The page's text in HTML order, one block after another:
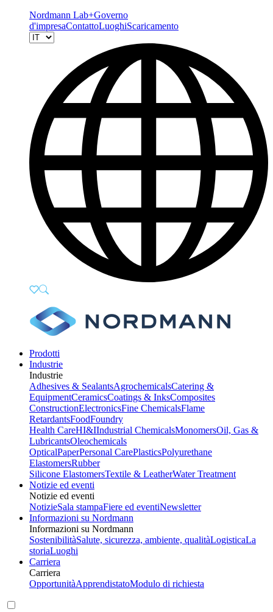
Nordmann Lab+Governo
d'impresaContattoLuoghiScaricamento
Prodotti
Industrie
Industrie
Adhesives & SealantsAgrochemicalsCatering &
EquipmentCeramicsCoatings & InksComposites
ConstructionElectronicsFine ChemicalsFlame
RetardantsFoodFoundry
Health CareHI&IIndustrial ChemicalsMonomersOil, Gas &
LubricantsOleochemicals
OpticalPaperPersonal CarePlasticsPolyurethane
ElastomersRubber
Silicone ElastomersTextile & LeatherWater Treatment
Notizie ed eventi
Notizie ed eventi
NotizieSala stampaFiere ed eventiNewsletter
Informazioni su Nordmann
Informazioni su Nordmann
SostenibilitàSalute, sicurezza, ambiente, qualitàLogisticaLa
storiaLuoghi
Carriera
Carriera
OpportunitàApprendistatoModulo di richiesta